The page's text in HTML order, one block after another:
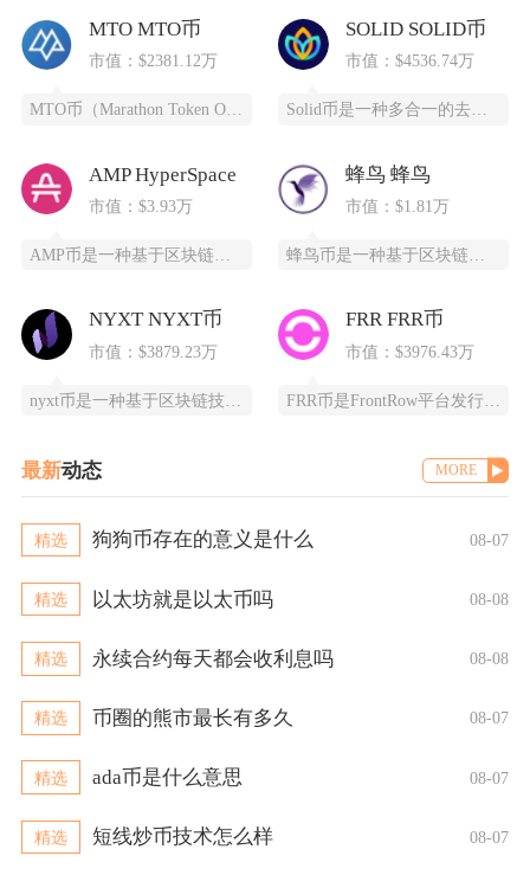
MTO MTO币
市值：$2381.12万
MTO币（Marathon Token Oil）是一种基于区块链技术的全新数字货币，为石油
SOLID SOLID币
市值：$4536.74万
Solid币是一种多合一的去中心化交易所代币，它具备跨链杠杆功能，并且得到了Solana区
AMP HyperSpace
市值：$3.93万
蜂鸟 蜂鸟
市值：$1.81万
NYXT NYXT币
市值：$3879.23万
FRR FRR币
市值：$3976.43万
FRR币是FrontRow平台发行的实用型代币，全称为Frontrow币，基于以太坊区块链
最新动态 MORE
精选 狗狗币存在的意义是什么 08-07
精选 以太坊就是以太币吗 08-08
精选 永续合约每天都会收利息吗 08-08
精选 币圈的熊市最长有多久 08-07
精选 ada币是什么意思 08-07
精选 短线炒币技术怎么样 08-07